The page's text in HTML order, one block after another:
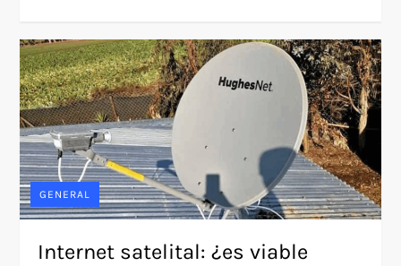
GENERAL
Internet satelital: ¿es viable